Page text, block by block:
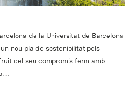
de la Universitat de Barcelona
nou pla de sostenibilitat pels
del seu compromís ferm amb